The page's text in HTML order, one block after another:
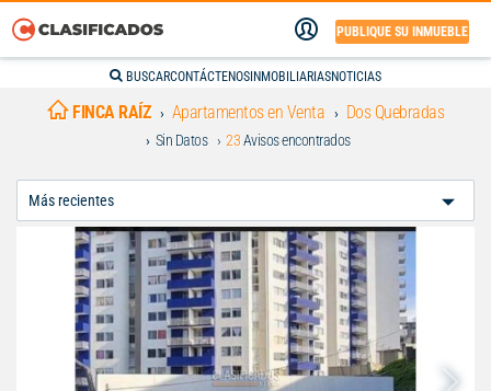
PUBLIQUE SU INMUEBLE
BUSCARCONTÁCTENOS INMOBILIARIASNOTICIAS
FINCA RAÍZ Apartamentos en Venta Dos Quebradas
Sin Datos 23Avisos encontrados